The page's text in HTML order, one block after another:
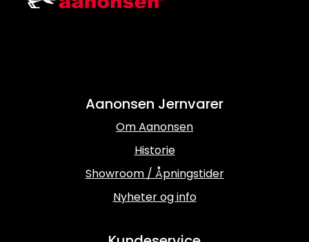
Aanonsen Jernvarer
Om Aanonsen
Historie
Showroom / Åpningstider
Nyheter og info